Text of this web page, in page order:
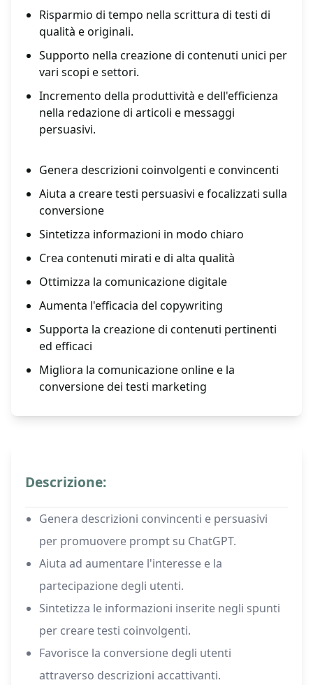
Risparmio di tempo nella scrittura di testi di
qualità e originali.
Supporto nella creazione di contenuti unici per
vari scopi e settori.
Incremento della produttività e dell'efficienza
nella redazione di articoli e messaggi
persuasivi.
Genera descrizioni coinvolgenti e convincenti
Aiuta a creare testi persuasivi e focalizzati sulla
conversione
Sintetizza informazioni in modo chiaro
Crea contenuti mirati e di alta qualità
Ottimizza la comunicazione digitale
Aumenta l'efficacia del copywriting
Supporta la creazione di contenuti pertinenti
ed efficaci
Migliora la comunicazione online e la
conversione dei testi marketing
Descrizione:
Genera descrizioni convincenti e persuasivi
per promuovere prompt su ChatGPT.
Aiuta ad aumentare l'interesse e la
partecipazione degli utenti.
Sintetizza le informazioni inserite negli spunti
per creare testi coinvolgenti.
Favorisce la conversione degli utenti
attraverso descrizioni accattivanti.